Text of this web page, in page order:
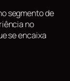
segmento de
no
se encaixa